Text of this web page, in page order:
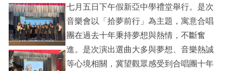
新亞影集
影片庫
Alumni Connections
七月五日下午假新亞中學禮堂舉行。是次
音樂會以「拾夢前行」為主題，寓意合唱
團在過去十年秉持夢想與熱情，不斷奮
進。是次演出選曲大多與夢想、音樂熱誠
等心境相關，冀望觀眾感受到合唱團十年